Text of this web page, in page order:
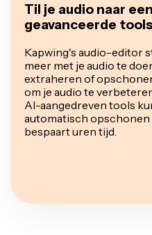
Til je audio naar
geavanceerde tools
Kapwing's audio-editor
meer met je audio te
extraheren of
om je audio te
AI-aangedreven tools
automatisch opschonen
bespaart uren tijd.